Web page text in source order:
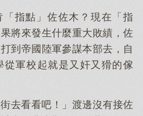
「指點」佐佐木？現在「指
將來發生什麼重大敗績，佐
到帝國陸軍參謀本部去，自
從軍校起就是又奸又猾的傢
街去看看吧！」渡邊沒有接佐